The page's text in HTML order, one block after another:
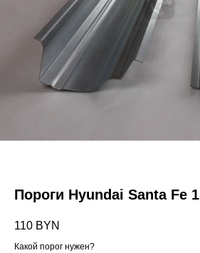
Пороги Hyundai Santa Fe 1
110 BYN
Какой порог нужен?